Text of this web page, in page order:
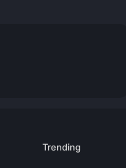
Trending